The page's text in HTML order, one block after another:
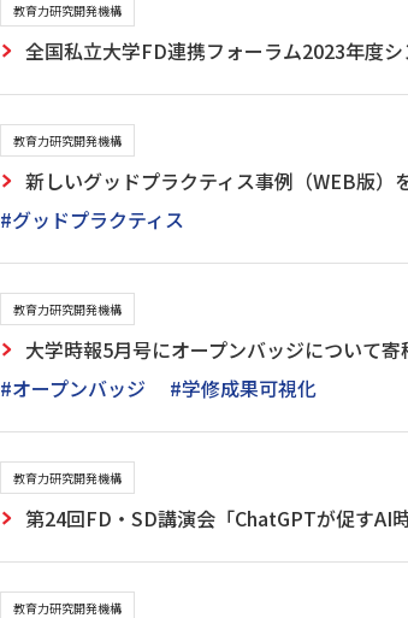
教育力研究開発機構
全国私立大学FD連携フォーラム2023年度
教育力研究開発機構
新しいグッドプラクティス事例（WEB版）
#グッドプラクティス
教育力研究開発機構
大学時報5月号にオープンバッジについて寄
#オープンバッジ
#学修成果可視化
教育力研究開発機構
第24回FD・SD講演会「ChatGPTが促すAI
教育力研究開発機構